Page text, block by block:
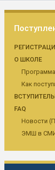
О ШКОЛЕ
Как
FAQ
Новости
ЭМШ в